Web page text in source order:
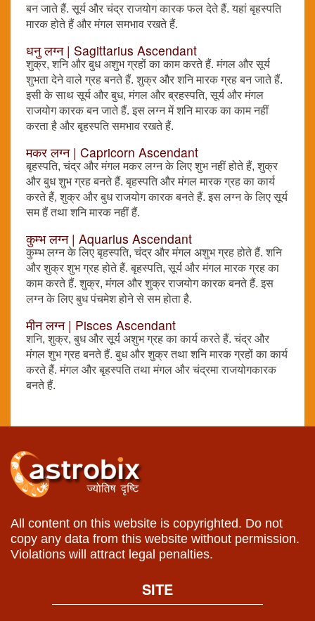
बन जाते हैं. सूर्य और चंद्र राजयोग कारक फल देते हैं. यहां बृहस्पति
मारक होते हैं और मंगल समभाव रखते हैं.
धनु लग्न | Sagittarius Ascendant
शुक्र, शनि और बुध अशुभ ग्रहों का काम करते हैं. मंगल और सूर्य
शुभता देने वाले ग्रह बनते हैं. शुक्र और शनि मारक ग्रह बन जाते हैं.
इसी के साथ सूर्य और बुध, मंगल और ब्रहस्पति, सूर्य और मंगल
राजयोग कारक बन जाते हैं. इस लग्न में शनि मारक का काम नहीं
करता है और बृहस्पति समभाव रखते हैं.
मकर लग्न | Capricorn Ascendant
बृहस्पति, चंद्र और मंगल मकर लग्न के लिए शुभ नहीं होते हैं, शुक्र
और बुध शुभ ग्रह बनते हैं. बृहस्पति और मंगल मारक ग्रह का कार्य
करते हैं, शुक्र और बुध राजयोग कारक बनते हैं. इस लग्न के लिए सूर्य
सम हैं तथा शनि मारक नहीं हैं.
कुम्भ लग्न | Aquarius Ascendant
कुम्भ लग्न के लिए बृहस्पति, चंद्र और मंगल अशुभ ग्रह होते हैं. शनि
और शुक्र शुभ ग्रह होते हैं. बृहस्पति, सूर्य और मंगल मारक ग्रह का
काम करते हैं. शुक्र, मंगल और शुक्र राजयोग कारक बनते हैं. इस
लग्न के लिए बुध पंचमेश होने से सम होता है.
मीन लग्न | Pisces Ascendant
शनि, शुक्र, बुध और सूर्य अशुभ ग्रह का कार्य करते हैं. चंद्र और
मंगल शुभ ग्रह बनते हैं. बुध और शुक्र तथा शनि मारक ग्रहों का कार्य
करते हैं. मंगल और बृहस्पति तथा मंगल और चंद्रमा राजयोगकारक
बनते हैं.
All content on this website is copyrighted. Do not
copy any data from this website without permission.
Violations will attract legal penalties.
SITE